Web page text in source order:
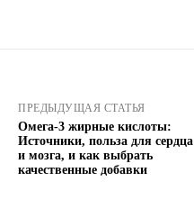
ПРЕДЫДУЩАЯ СТАТЬЯ
Омега-3 жирные кислоты:
Источники, польза для сердца
и мозга, и как выбрать
качественные добавки